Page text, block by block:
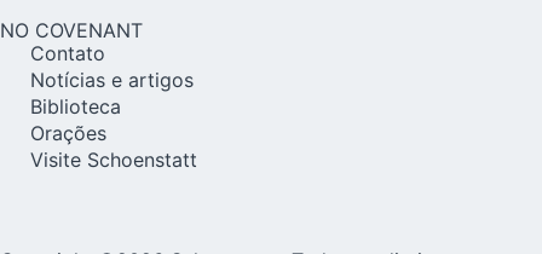
NO COVENANT
Contato
Notícias e artigos
Biblioteca
Orações
Visite Schoenstatt